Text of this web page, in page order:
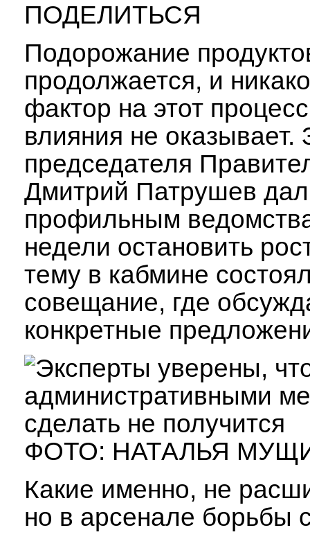
ПОДЕЛИТЬСЯ
Подорожание
продолжается, и
фактор на этот
влияния не оказывает.
председателя
Дмитрий Патрушев
профильным
недели остановить
тему в кабмине
совещание, где
конкретные
ФОТО: НАТАЛЬЯ
Какие именно, не
но в арсенале борьбы